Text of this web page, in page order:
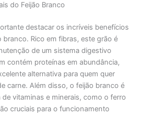
do Feijão Branco
destacar os incríveis benefícios
branco. Rico em fibras, este grão é
de um sistema digestivo
contém proteínas em abundância,
alternativa para quem quer
carne. Além disso, o feijão branco é
vitaminas e minerais, como o ferro
cruciais para o funcionamento